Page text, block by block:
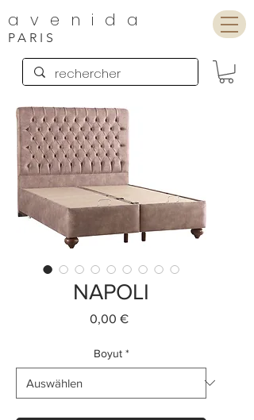
avenida
PARIS
NAPOLI
0,00 €Preis
Boyut *